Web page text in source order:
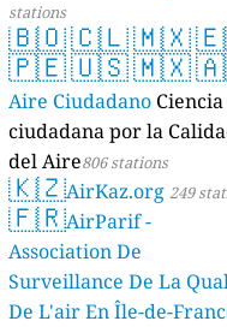
stations
🇧🇴🇨🇱🇲🇽
🇵🇪🇺🇸🇲🇽
Aire Ciudadano Ciencia
ciudadana por la
del Aire806 stations
🇰🇿AirKaz.org 249
🇫🇷AirParif -
Association De
Surveillance De La
De L'air En Île-de-